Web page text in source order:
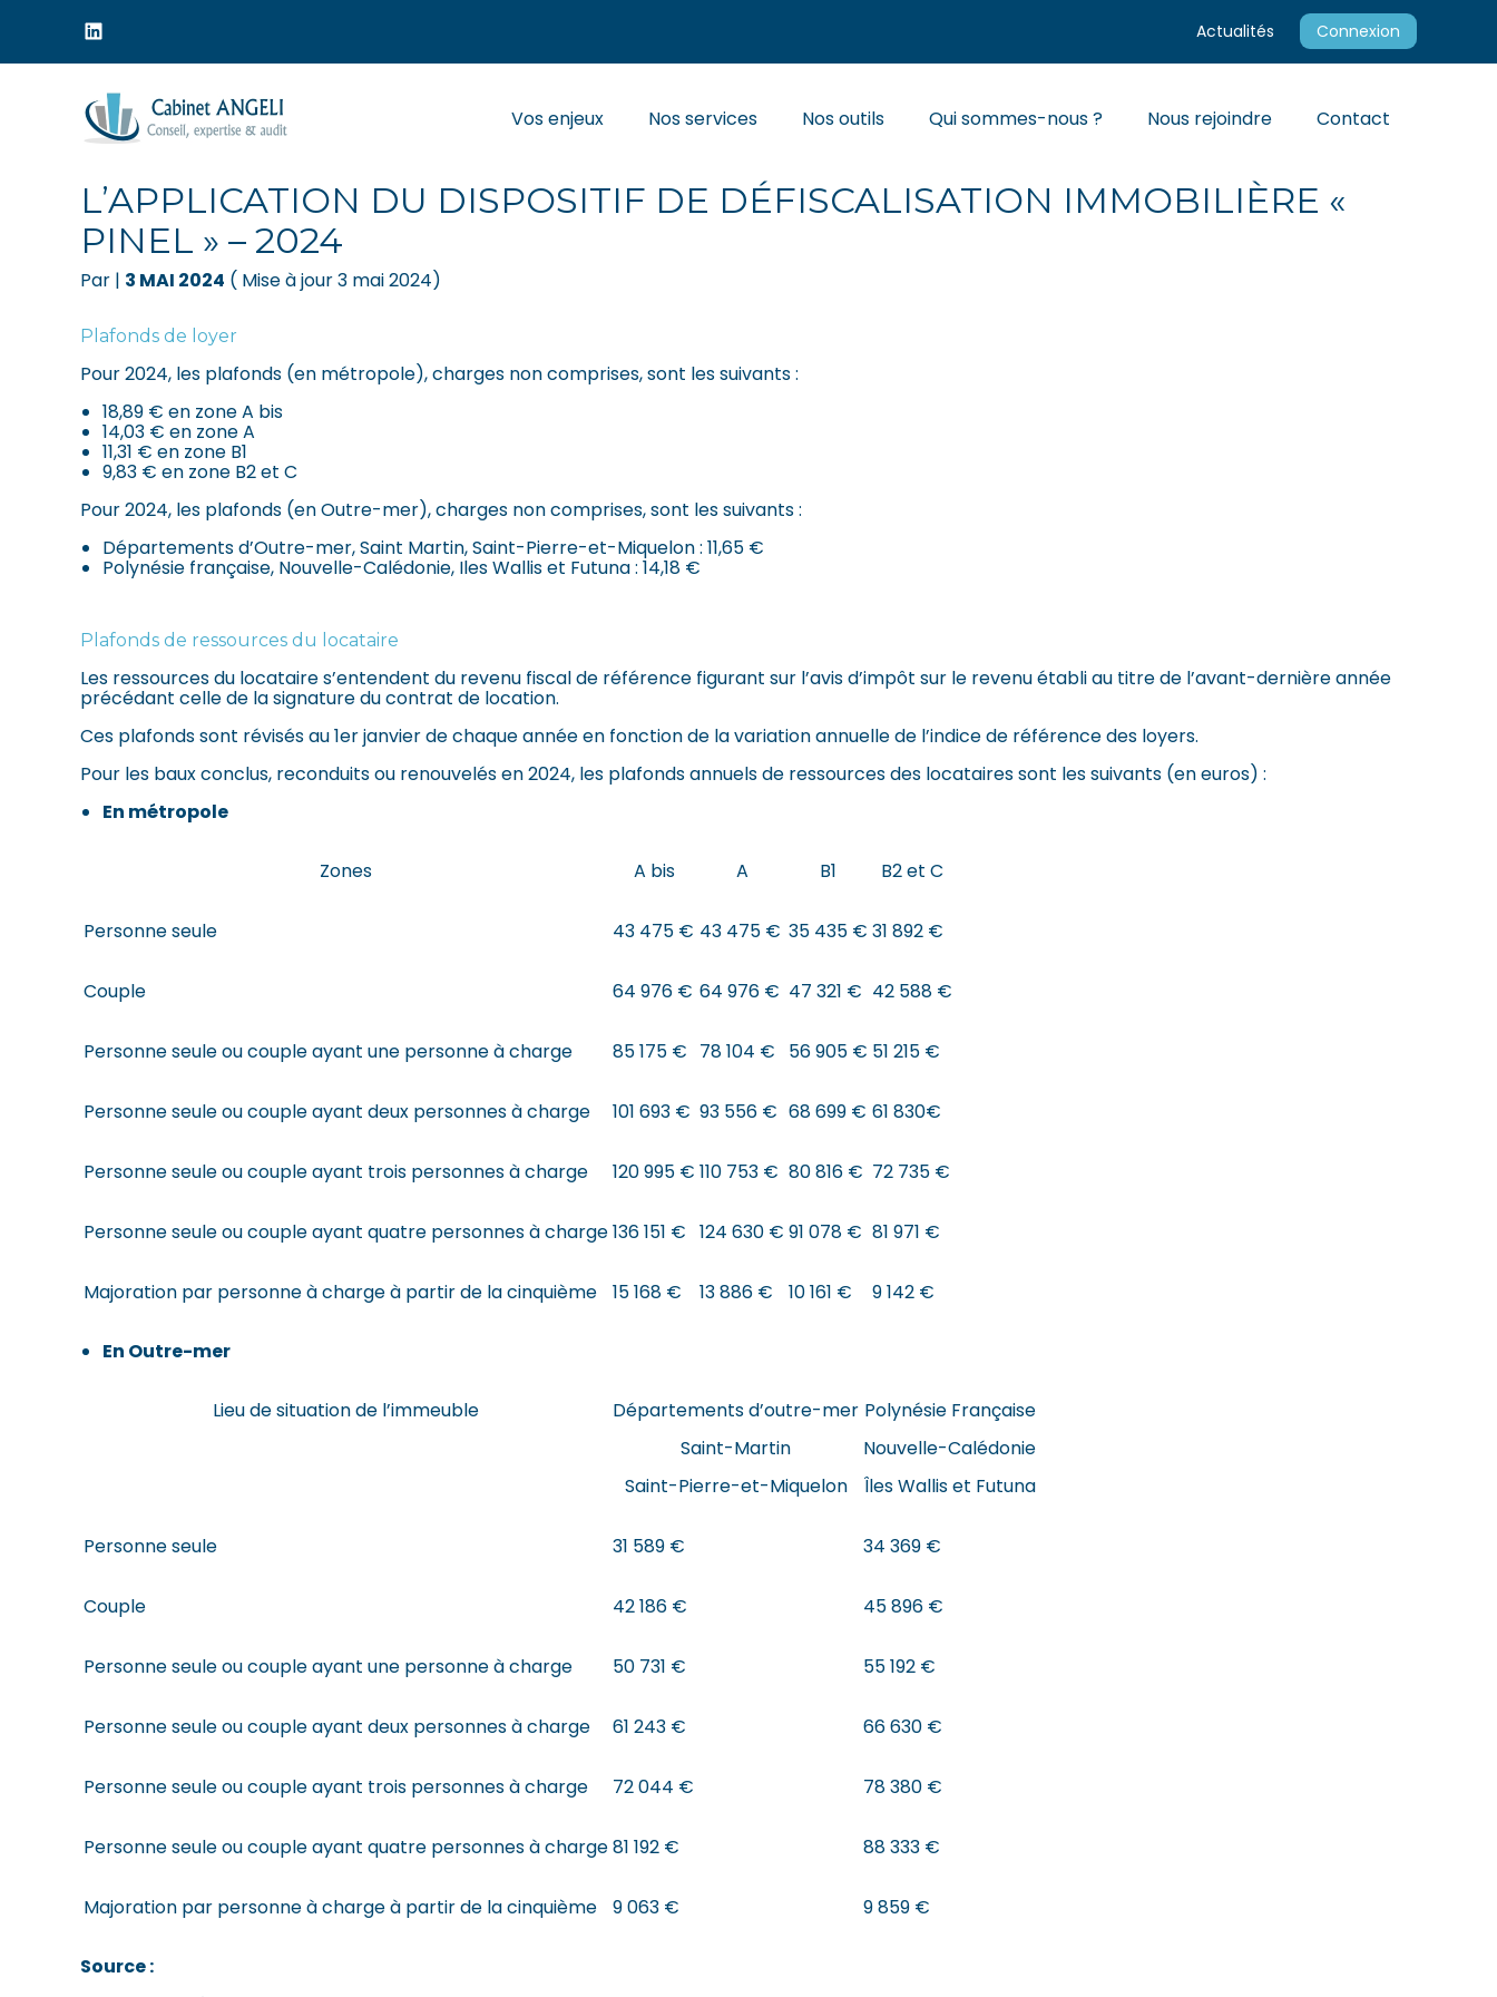
sub-
header
Actualités Connexion
Aller
au
Principal
Vos enjeux Nos services Nos outils Qui sommes-nous ? Nous rejoindre Contact
L’APPLICATION DU DISPOSITIF DE DÉFISCALISATION IMMOBILIÈRE «
PINEL » – 2024
Par | 3 MAI 2024 ( Mise à jour 3 mai 2024)
Plafonds de loyer
Pour 2024, les plafonds (en métropole), charges non comprises, sont les suivants :
18,89 € en zone A bis
14,03 € en zone A
11,31 € en zone B1
9,83 € en zone B2 et C
Pour 2024, les plafonds (en Outre-mer), charges non comprises, sont les suivants :
Départements d’Outre-mer, Saint Martin, Saint-Pierre-et-Miquelon : 11,65 €
Polynésie française, Nouvelle-Calédonie, Iles Wallis et Futuna : 14,18 €
Plafonds de ressources du locataire
Les ressources du locataire s’entendent du revenu fiscal de référence figurant sur l’avis d’impôt sur le revenu établi au titre de l’avant-dernière année
précédant celle de la signature du contrat de location.
Ces plafonds sont révisés au 1er janvier de chaque année en fonction de la variation annuelle de l’indice de référence des loyers.
Pour les baux conclus, reconduits ou renouvelés en 2024, les plafonds annuels de ressources des locataires sont les suivants (en euros) :
En métropole
Zones A bis A B1 B2 et C
Personne seule 43 475 € 43 475 € 35 435 € 31 892 €
Couple 64 976 € 64 976 € 47 321 € 42 588 €
Personne seule ou couple ayant une personne à charge 85 175 € 78 104 € 56 905 € 51 215 €
Personne seule ou couple ayant deux personnes à charge 101 693 € 93 556 € 68 699 € 61 830€
Personne seule ou couple ayant trois personnes à charge 120 995 € 110 753 € 80 816 € 72 735 €
Personne seule ou couple ayant quatre personnes à charge136 151 € 124 630 € 91 078 € 81 971 €
Majoration par personne à charge à partir de la cinquième 15 168 € 13 886 € 10 161 € 9 142 €
En Outre-mer
Lieu de situation de l’immeuble
Départements d’outre-mer
Saint-Martin
Saint-Pierre-et-Miquelon
Polynésie Française
Nouvelle-Calédonie
Îles Wallis et Futuna
Personne seule 31 589 € 34 369 €
Couple 42 186 € 45 896 €
Personne seule ou couple ayant une personne à charge 50 731 € 55 192 €
Personne seule ou couple ayant deux personnes à charge 61 243 € 66 630 €
Personne seule ou couple ayant trois personnes à charge 72 044 € 78 380 €
Personne seule ou couple ayant quatre personnes à charge81 192 € 88 333 €
Majoration par personne à charge à partir de la cinquième 9 063 € 9 859 €
Source :